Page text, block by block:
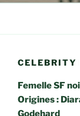
CELEBRITY
Femelle SF
Origines :
Godehard